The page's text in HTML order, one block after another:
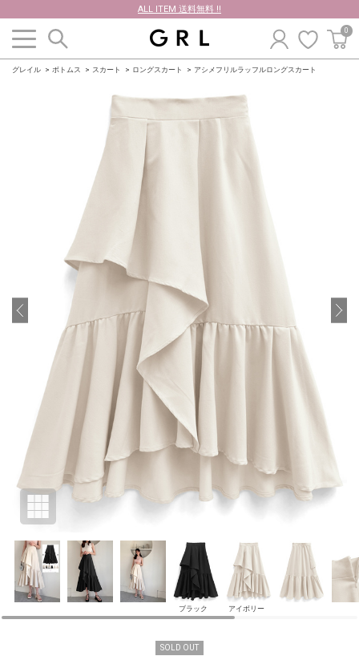
ALL ITEM 送料無料 !!
0
グレイル ボトムス スカート ロングスカート アシメフリルラッフルロングスカート
ブラック アイボリー
SOLD OUT